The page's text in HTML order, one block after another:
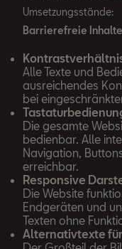
Umsetzungsstände:
Barrierefreie
Alle Texte und
ausreichendes
bei
Die gesamte
bedienbar. Alle
Navigation,
erreichbar.
Responsive
Die Website
Endgeräten und
Texten ohne
Alternativtexte